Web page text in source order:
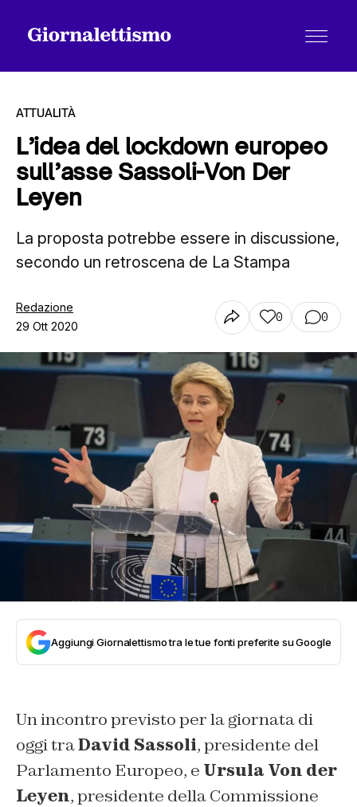
Tutti gli articoli
Chi siamo
Contatti
ATTUALITÀ
L’idea del lockdown europeo
sull’asse Sassoli-Von Der
Leyen
La proposta potrebbe essere in discussione,
secondo un retroscena de La Stampa
Redazione
29 Ott 2020
0 0
Aggiungi Giornalettismo tra le tue fonti preferite su Google
Un incontro previsto per la giornata di
oggi traDavid Sassoli, presidente del
Parlamento Europeo, e Ursula Von der
Leyen, presidente della Commissione